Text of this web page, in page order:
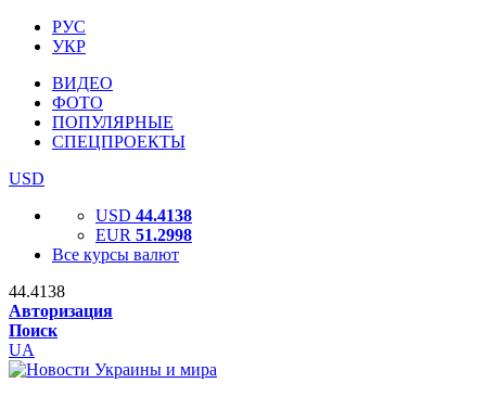
РУС
УКР
ВИДЕО
ФОТО
ПОПУЛЯРНЫЕ
СПЕЦПРОЕКТЫ
USD
USD 44.4138
EUR 51.2998
Все курсы валют
44.4138
Авторизация
Поиск
UA